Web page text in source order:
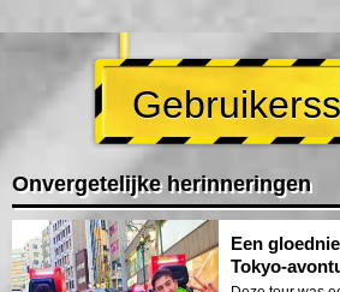
Onvergetelijke herinneringen
Een
Tokyo-